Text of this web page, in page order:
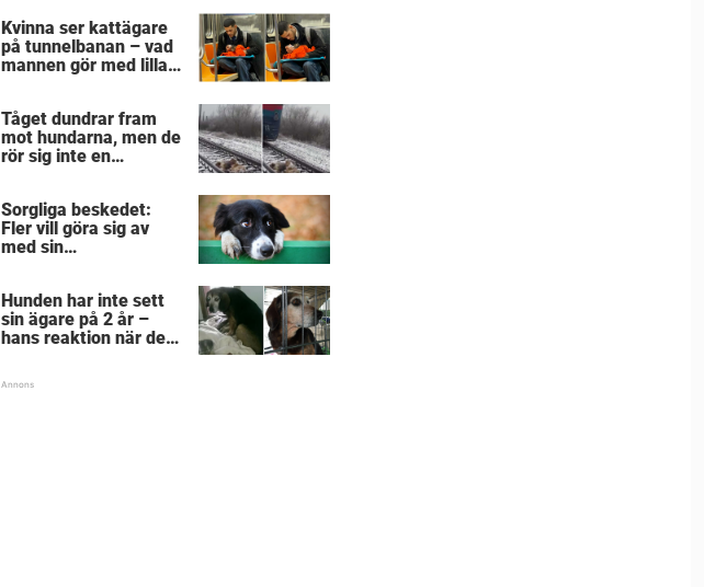
förväg"
Kvinna ser kattägare
på tunnelbanan – vad
mannen gör med lilla
Tåget dundrar fram
mot hundarna, men de
rör sig inte en
hjärtskärande
Sorgliga beskedet:
Fler vill göra sig av
med sin
Hunden har inte sett
sin ägare på 2 år –
hans reaktion när de